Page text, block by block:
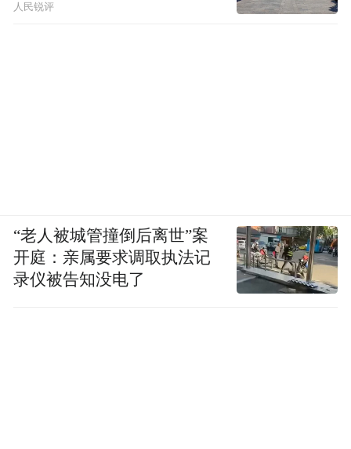
人民锐评
“老人被城管撞倒后离世”案
开庭：亲属要求调取执法记
录仪被告知没电了